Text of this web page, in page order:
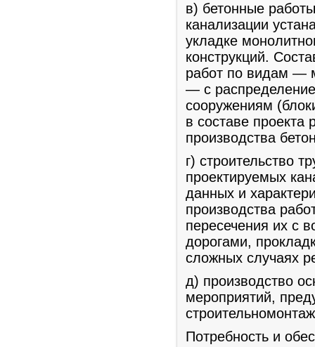
в) бетонные
канализации
укладке
конструкций.
работ по видам —
— с
сооружениям
в составе проекта
производства
г) строительство
проектируемых
данных и
производства
пересечения их с
дорогами,
сложных случаях
д) производство
мероприятий,
Потребность и